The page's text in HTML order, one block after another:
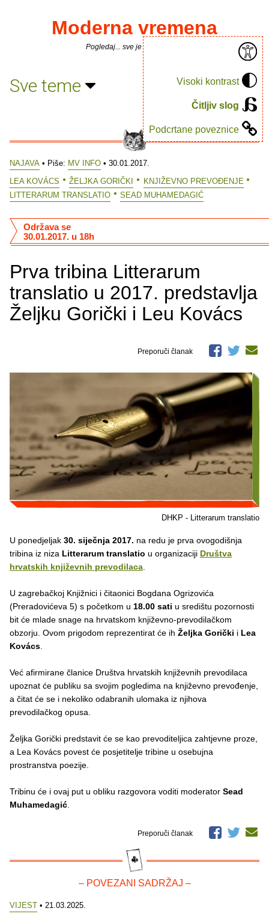
Visoki kontrast
Čitljiv slog
Podcrtane poveznice
Moderna vremena
Pogledaj... sve je puno knjiga.
Sve teme
NAJAVA • Piše: MV INFO • 30.01.2017.
LEA KOVÁCS
ŽELJKA GORIČKI
KNJIŽEVNO PREVOĐENJE
LITTERARUM TRANSLATIO
SEAD MUHAMEDAGIĆ
Prva tribina Litterarum
translatio u 2017. predstavlja
Željku Gorički i Leu Kovács
Održava se
30.01.2017. u 18h
Preporuči članak
DHKP - Litterarum translatio
U ponedjeljak 30. siječnja 2017. na redu je prva ovogodišnja
tribina iz niza Litterarum translatio u organizaciji Društva
hrvatskih književnih prevodilaca
U zagrebačkoj Knjižnici i čitaonici Bogdana Ogrizovića
(Preradovićeva 5) s početkom u 18.00 sati u središtu pozornosti
bit će mlade snage na hrvatskom književno-prevodilačkom
obzorju. Ovom prigodom reprezentirat će ih Željka Gorički i Lea
Kovács
Već afirmirane članice Društva hrvatskih književnih prevodilaca
upoznat će publiku sa svojim pogledima na književno prevođenje,
a čitat će se i nekoliko odabranih ulomaka iz njihova
prevodilačkog opusa.
Željka Gorički predstavit će se kao prevoditeljica zahtjevne proze,
a Lea Kovács povest će posjetitelje tribine u osebujna
prostranstva poezije.
Tribinu će i ovaj put u obliku razgovora voditi moderator Sead
Muhamedagić
Preporuči članak
– POVEZANI SADRŽAJ –
VIJEST • 21.03.2025.